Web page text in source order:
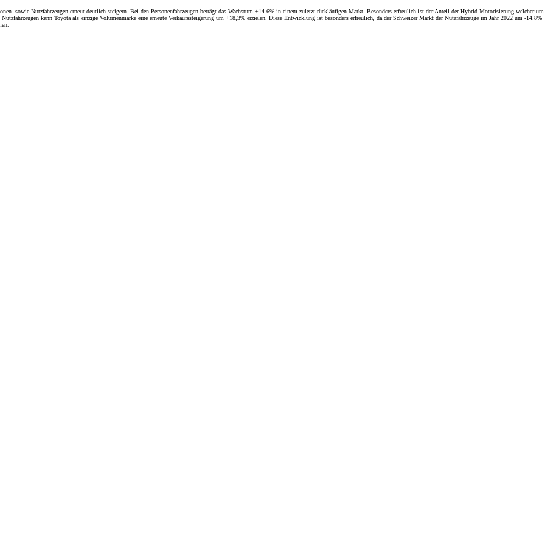
sowie Nutzfahrzeugen erneut deutlich steigern. Bei den Personenfahrzeugen beträgt das Wachstum +14.6% in einem zuletzt rückläufigen Markt. Besonders erfreulich ist der Anteil der Hybrid Motorisierung welcher um
kann Toyota als einzige Volumenmarke eine erneute Verkaufssteigerung um +18,3% erzielen. Diese Entwicklung ist besonders erfreulich, da der Schweizer Markt der Nutzfahrzeuge im Jahr 2022 um -14.8%